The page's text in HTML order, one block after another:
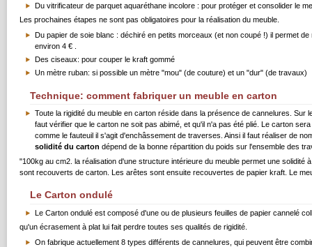
Du vitrificateur de parquet aquaréthane incolore : pour protéger et consolider le
Les prochaines étapes ne sont pas obligatoires pour la réalisation du meuble.
Du papier de soie blanc : déchiré en petits morceaux (et non coupé !) il permet
environ 4 € .
Des ciseaux: pour couper le kraft gommé
Un mètre ruban: si possible un mètre "mou" (de couture) et un "dur" (de travaux)
Technique: comment fabriquer un meuble en carton
Toute la rigidité du meuble en carton réside dans la présence de cannelures.
faut vérifier que le carton ne soit pas abimé, et qu'il n'a pas été plié. Le carton
comme le fauteuil il s'agit d'enchâssement de traverses. Ainsi il faut réaliser de
solidité du carton dépend de la bonne répartition du poids sur l'ensemble des
"100kg au cm2. la réalisation d'une structure intérieure du meuble permet une
sont recouverts de carton. Les arêtes sont ensuite recouvertes de papier kraft. Le
Le Carton ondulé
Le Carton ondulé est composé d'une ou de plusieurs feuilles de papier cannelé
qu'un écrasement à plat lui fait perdre toutes ses qualités de rigidité.
On fabrique actuellement 8 types différents de cannelures, qui peuvent être